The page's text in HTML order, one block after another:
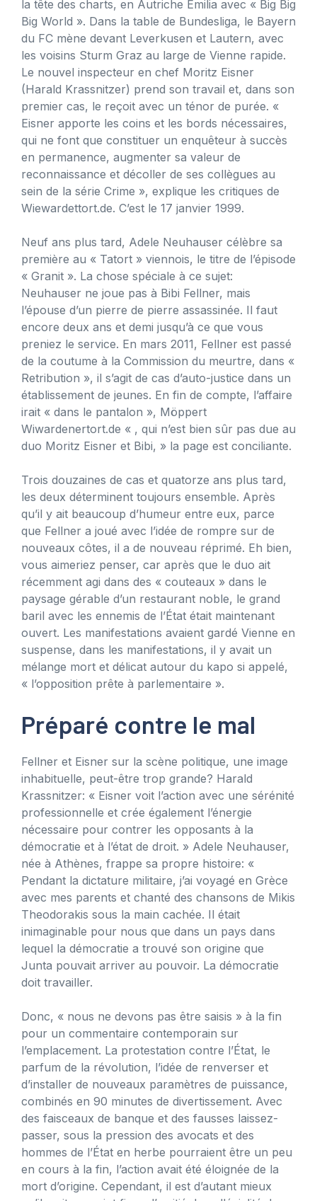
la tête des charts, en Autriche Emilia avec « Big Big
Big World ». Dans la table de Bundesliga, le Bayern
du FC mène devant Leverkusen et Lautern, avec
les voisins Sturm Graz au large de Vienne rapide.
Le nouvel inspecteur en chef Moritz Eisner
(Harald Krassnitzer) prend son travail et, dans son
premier cas, le reçoit avec un ténor de purée. «
Eisner apporte les coins et les bords nécessaires,
qui ne font que constituer un enquêteur à succès
en permanence, augmenter sa valeur de
reconnaissance et décoller de ses collègues au
sein de la série Crime », explique les critiques de
Wiewardettort.de. C’est le 17 janvier 1999.
Neuf ans plus tard, Adele Neuhauser célèbre sa
première au « Tatort » viennois, le titre de l’épisode
« Granit ». La chose spéciale à ce sujet:
Neuhauser ne joue pas à Bibi Fellner, mais
l’épouse d’un pierre de pierre assassinée. Il faut
encore deux ans et demi jusqu’à ce que vous
preniez le service. En mars 2011, Fellner est passé
de la coutume à la Commission du meurtre, dans «
Retribution », il s’agit de cas d’auto-justice dans un
établissement de jeunes. En fin de compte, l’affaire
irait « dans le pantalon », Möppert
Wiwardenertort.de « , qui n’est bien sûr pas due au
duo Moritz Eisner et Bibi, » la page est conciliante.
Trois douzaines de cas et quatorze ans plus tard,
les deux déterminent toujours ensemble. Après
qu’il y ait beaucoup d’humeur entre eux, parce
que Fellner a joué avec l’idée de rompre sur de
nouveaux côtes, il a de nouveau réprimé. Eh bien,
vous aimeriez penser, car après que le duo ait
récemment agi dans des « couteaux » dans le
paysage gérable d’un restaurant noble, le grand
baril avec les ennemis de l’État était maintenant
ouvert. Les manifestations avaient gardé Vienne en
suspense, dans les manifestations, il y avait un
mélange mort et délicat autour du kapo si appelé,
« l’opposition prête à parlementaire ».
Préparé contre le mal
Fellner et Eisner sur la scène politique, une image
inhabituelle, peut-être trop grande? Harald
Krassnitzer: « Eisner voit l’action avec une sérénité
professionnelle et crée également l’énergie
nécessaire pour contrer les opposants à la
démocratie et à l’état de droit. » Adele Neuhauser,
née à Athènes, frappe sa propre histoire: «
Pendant la dictature militaire, j’ai voyagé en Grèce
avec mes parents et chanté des chansons de Mikis
Theodorakis sous la main cachée. Il était
inimaginable pour nous que dans un pays dans
lequel la démocratie a trouvé son origine que
Junta pouvait arriver au pouvoir. La démocratie
doit travailler.
Donc, « nous ne devons pas être saisis » à la fin
pour un commentaire contemporain sur
l’emplacement. La protestation contre l’État, le
parfum de la révolution, l’idée de renverser et
d’installer de nouveaux paramètres de puissance,
combinés en 90 minutes de divertissement. Avec
des faisceaux de banque et des fausses laissez-
passer, sous la pression des avocats et des
hommes de l’État en herbe pourraient être un peu
en cours à la fin, l’action avait été éloignée de la
mort d’origine. Cependant, il est d’autant mieux